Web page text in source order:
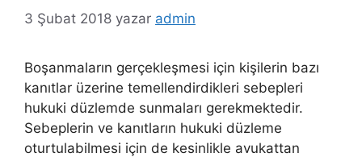
3 Şubat 2018 yazar admin
Boşanmaların gerçekleşmesi için kişilerin bazı
kanıtlar üzerine temellendirdikleri sebepleri
hukuki düzlemde sunmaları gerekmektedir.
Sebeplerin ve kanıtların hukuki düzleme
oturtulabilmesi için de kesinlikle avukattan